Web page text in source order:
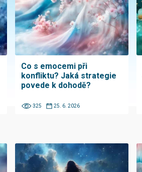
Co s emocemi při
konfliktu? Jaká strategie
povede k dohodě?
325 25. 6. 2026